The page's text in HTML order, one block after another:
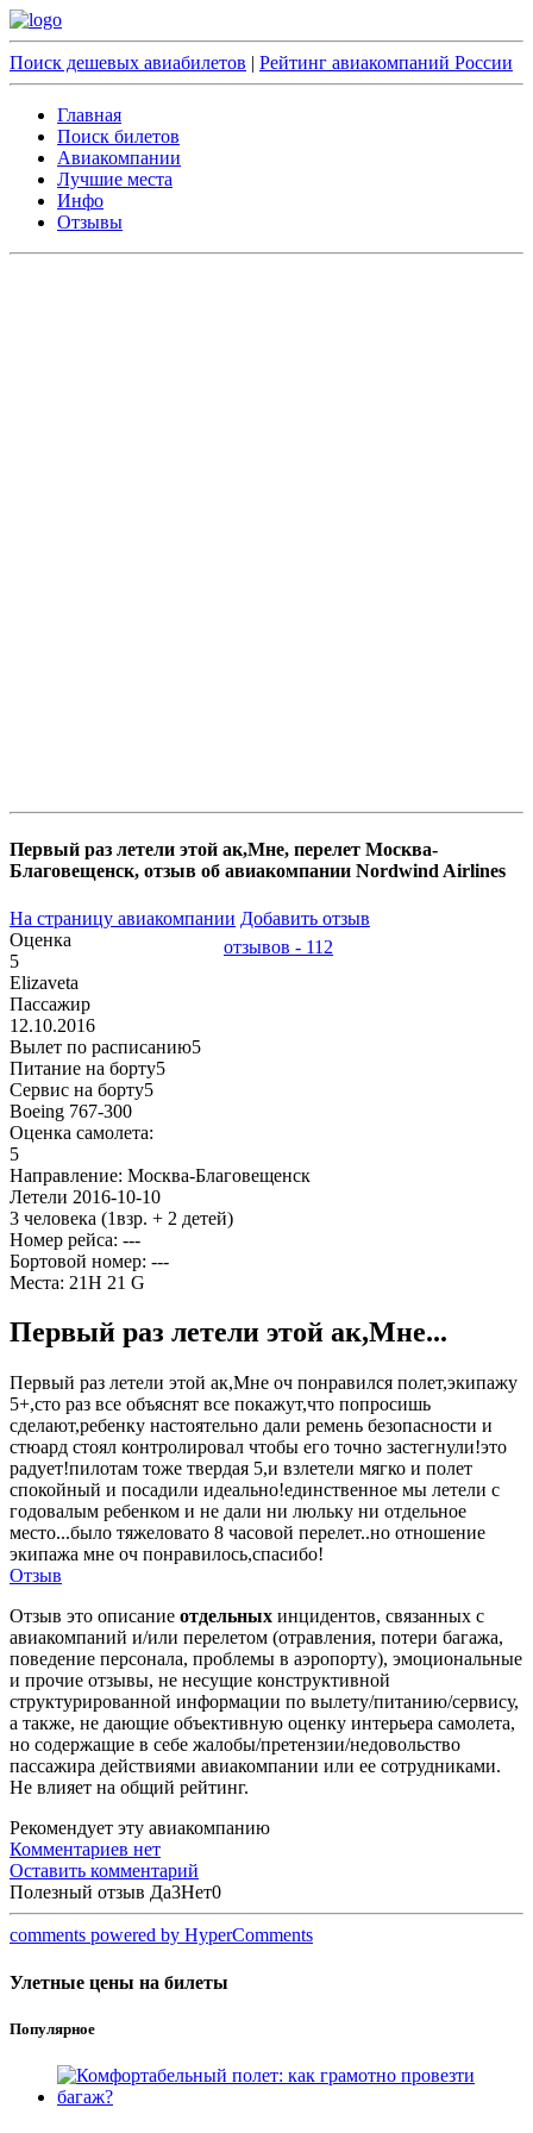
Поиск дешевых авиабилетов | Рейтинг авиакомпаний России
Главная
Поиск билетов
Авиакомпании
Лучшие места
Инфо
Отзывы
Первый раз летели этой ак,Мне, перелет Москва-
Благовещенск, отзыв об авиакомпании Nordwind Airlines
На страницу авиакомпании Добавить отзыв
отзывов - 112
Оценка
5
Elizaveta
Пассажир
12.10.2016
Вылет по расписанию5
Питание на борту5
Сервис на борту5
Boeing 767-300
Оценка самолета:
5
Направление: Москва-Благовещенск
Летели 2016-10-10
3 человека (1взр. + 2 детей)
Номер рейса: ---
Бортовой номер: ---
Места: 21H 21 G
Первый раз летели этой ак,Мне...
Первый раз летели этой ак,Мне оч понравился полет,экипажу
5+,сто раз все объяснят все покажут,что попросишь
сделают,ребенку настоятельно дали ремень безопасности и
стюард стоял контролировал чтобы его точно застегнули!это
радует!пилотам тоже твердая 5,и взлетели мягко и полет
спокойный и посадили идеально!единственное мы летели с
годовалым ребенком и не дали ни люльку ни отдельное
место...было тяжеловато 8 часовой перелет..но отношение
экипажа мне оч понравилось,спасибо!
Отзыв
Отзыв это описание отдельных инцидентов, связанных с
авиакомпаний и/или перелетом (отравления, потери багажа,
поведение персонала, проблемы в аэропорту), эмоциональные
и прочие отзывы, не несущие конструктивной
структурированной информации по вылету/питанию/сервису,
а также, не дающие объективную оценку интерьера самолета,
но содержащие в себе жалобы/претензии/недовольство
пассажира действиями авиакомпании или ее сотрудниками.
Не влияет на общий рейтинг.
Рекомендует эту авиакомпанию
Комментариев нет
Оставить комментарий
Полезный отзыв Да3Нет0
comments powered by HyperComments
Улетные цены на билеты
Популярное